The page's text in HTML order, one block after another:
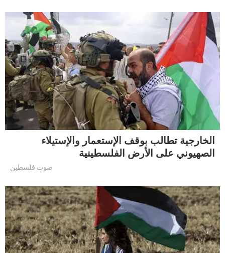
الخارجية تطالب بوقف الإستعمار والإستيلاء
الصهيوني على الأرض الفلسطينية
صوت فلسطين